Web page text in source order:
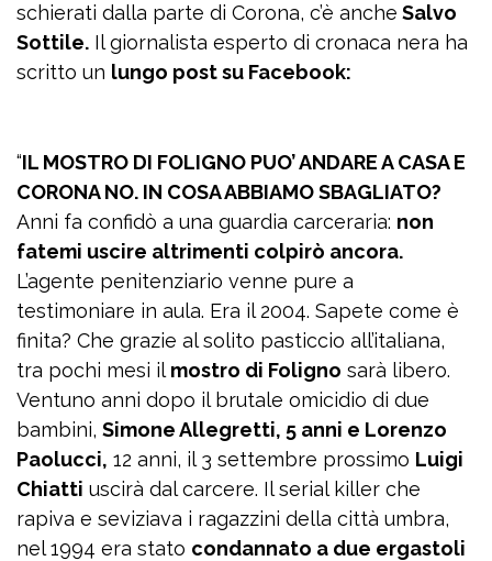
schierati dalla parte di Corona, c’è anche Salvo
Sottile. Il giornalista esperto di cronaca nera ha
scritto un lungo post su Facebook:
“IL MOSTRO DI FOLIGNO PUO’ ANDARE A CASA E
CORONA NO. IN COSA ABBIAMO SBAGLIATO?
Anni fa confidò a una guardia carceraria: non
fatemi uscire altrimenti colpirò ancora.
L’agente penitenziario venne pure a
testimoniare in aula. Era il 2004. Sapete come è
finita? Che grazie al solito pasticcio all’italiana,
tra pochi mesi il mostro di Foligno sarà libero.
Ventuno anni dopo il brutale omicidio di due
bambini, Simone Allegretti, 5 anni e Lorenzo
Paolucci, 12 anni, il 3 settembre prossimo Luigi
Chiatti uscirà dal carcere. Il serial killer che
rapiva e seviziava i ragazzini della città umbra,
nel 1994 era stato condannato a due ergastoli